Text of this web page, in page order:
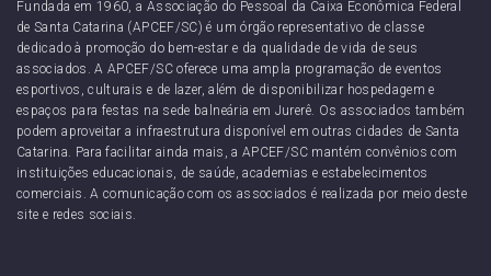
Fundada em 1960, a Associação do Pessoal da Caixa Econômica Federal
de Santa Catarina (APCEF/SC) é um órgão representativo de classe
dedicado à promoção do bem-estar e da qualidade de vida de seus
associados. A APCEF/SC oferece uma ampla programação de eventos
esportivos, culturais e de lazer, além de disponibilizar hospedagem e
espaços para festas na sede balneária em Jurerê. Os associados também
podem aproveitar a infraestrutura disponível em outras cidades de Santa
Catarina. Para facilitar ainda mais, a APCEF/SC mantém convênios com
instituições educacionais, de saúde, academias e estabelecimentos
comerciais. A comunicação com os associados é realizada por meio deste
site e redes sociais.